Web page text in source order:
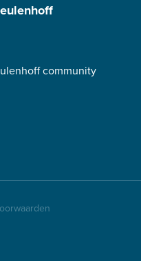
community